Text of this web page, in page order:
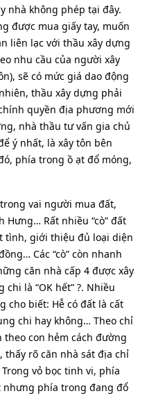
nhà không phép tại đây.
được mua giấy tay, muốn
liên lạc với thầu xây dựng
nhu cầu của người xây
sẽ có mức giá dao động
thầu xây dựng phải
quyền địa phương mới
nhà thầu tư vấn gia chủ
ý nhất, là xây tôn bên
phía trong ồ ạt đổ móng,
vai người mua đất,
Hưng… Rất nhiều “cò” đất
tình, giới thiệu đủ loại diện
Các “cò” còn nhanh
căn nhà cấp 4 được xây
là “OK hết” ?. Nhiều
cho biết: Hễ có đất là cất
chi hay không… Theo chỉ
con hẻm cách đường
thấy rõ căn nhà sát địa chỉ
vỏ bọc tinh vi, phía
nhưng phía trong đang đổ